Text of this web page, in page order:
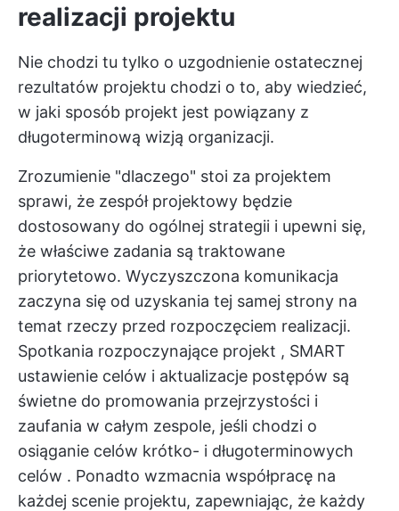
realizacji projektu
Nie chodzi tu tylko o uzgodnienie ostatecznej
rezultatów projektu chodzi o to, aby wiedzieć,
w jaki sposób projekt jest powiązany z
długoterminową wizją organizacji.
Zrozumienie "dlaczego" stoi za projektem
sprawi, że zespół projektowy będzie
dostosowany do ogólnej strategii i upewni się,
że właściwe zadania są traktowane
priorytetowo. Wyczyszczona komunikacja
zaczyna się od uzyskania tej samej strony na
temat rzeczy przed rozpoczęciem realizacji.
Spotkania rozpoczynające projekt , SMART
ustawienie celów i aktualizacje postępów są
świetne do promowania przejrzystości i
zaufania w całym zespole, jeśli chodzi o
osiąganie celów krótko- i długoterminowych
celów . Ponadto wzmacnia współpracę na
każdej scenie projektu, zapewniając, że każdy